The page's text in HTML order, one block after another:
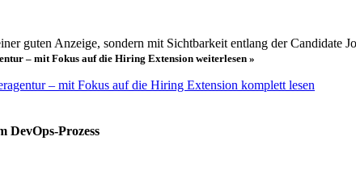
guten Anzeige, sondern mit Sichtbarkeit entlang der
– mit Fokus auf die Hiring Extension weiterlesen »
– mit Fokus auf die Hiring Extension komplett lesen
DevOps-Prozess